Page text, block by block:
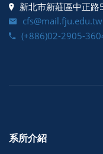
新北市新莊區中正
cfs@mail.fju.edu.tw
(+886)02-2905-
系所介紹